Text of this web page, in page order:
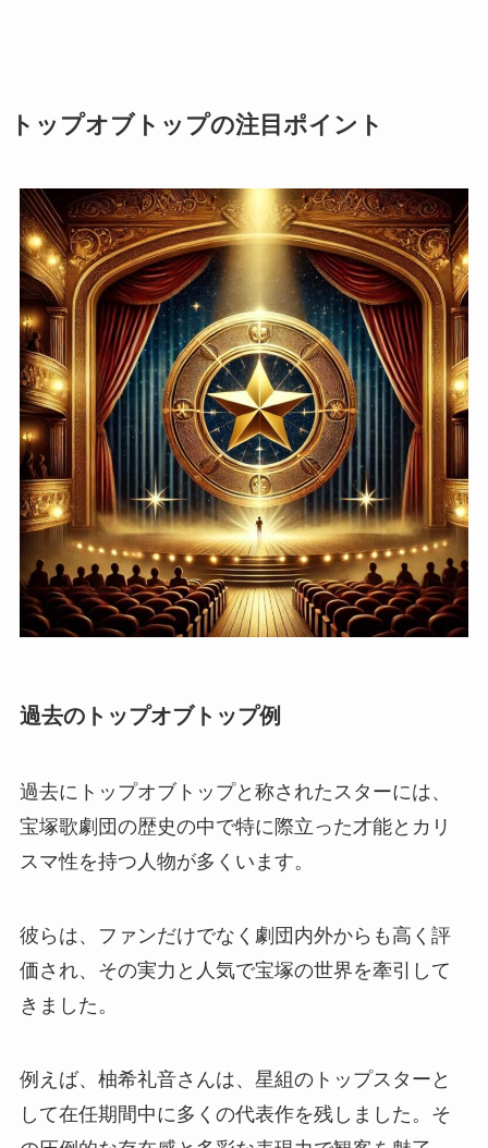
トップオブトップの注目ポイント
過去のトップオブトップ例
過去にトップオブトップと称されたスターには、
宝塚歌劇団の歴史の中で特に際立った才能とカリ
スマ性を持つ人物が多くいます。
彼らは、ファンだけでなく劇団内外からも高く評
価され、その実力と人気で宝塚の世界を牽引して
きました。
例えば、柚希礼音さんは、星組のトップスターと
して在任期間中に多くの代表作を残しました。そ